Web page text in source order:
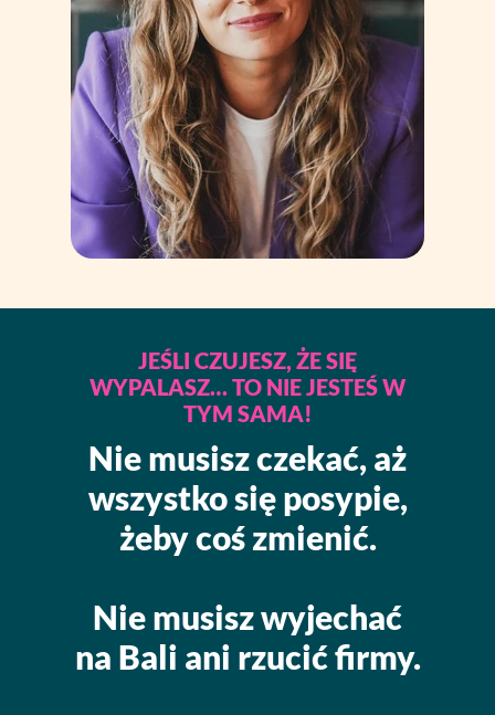
Nie musisz czekać, aż
wszystko się posypie,
żeby coś zmienić.
Nie musisz wyjechać
na Bali ani rzucić firmy.
JEŚLI CZUJESZ, ŻE SIĘ
WYPALASZ… TO NIE JESTEŚ W
TYM SAMA!